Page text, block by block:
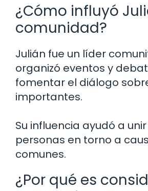
¿Cómo influyó
comunidad?
Julián fue un líder
organizó eventos y
fomentar el diálogo
importantes.
Su influencia ayudó a
personas en torno a
comunes.
¿Por qué es